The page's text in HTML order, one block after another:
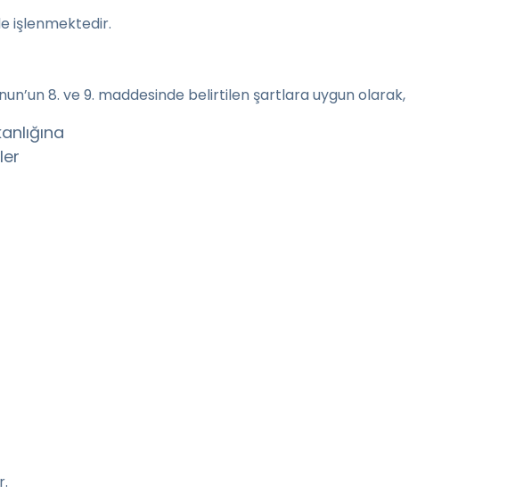
işlenmektedir.
8. ve 9. maddesinde belirtilen şartlara uygun olarak,